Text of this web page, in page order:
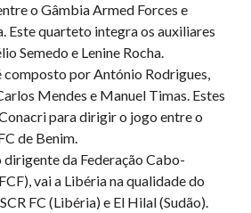
o Gâmbia Armed Forces e
Este quarteto integra os auxiliares
Semedo e Lenine Rocha.
composto por António Rodrigues,
Mendes e Manuel Timas. Estes
para dirigir o jogo entre o
de Benim.
dirigente da Federação Cabo-
vai a Libéria na qualidade do
FC (Libéria) e El Hilal (Sudão).